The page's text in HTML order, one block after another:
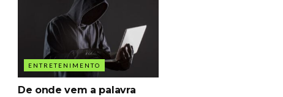
ENTRETENIMENTO
De onde vem a palavra